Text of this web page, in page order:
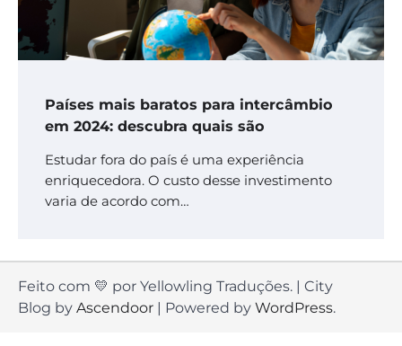
Países mais baratos para intercâmbio
em 2024: descubra quais são
Estudar fora do país é uma experiência
enriquecedora. O custo desse investimento
varia de acordo com…
Feito com 💛 por Yellowling Traduções. | City
Blog by Ascendoor | Powered by WordPress.